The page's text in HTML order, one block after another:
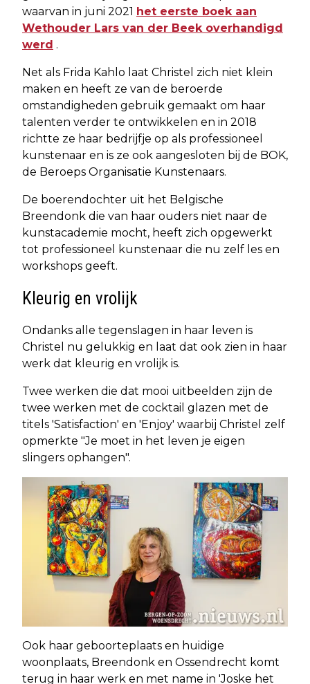
waarvan in juni 2021 het eerste boek aan
Wethouder Lars van der Beek overhandigd
werd .
Net als Frida Kahlo laat Christel zich niet klein
maken en heeft ze van de beroerde
omstandigheden gebruik gemaakt om haar
talenten verder te ontwikkelen en in 2018
richtte ze haar bedrijfje op als professioneel
kunstenaar en is ze ook aangesloten bij de BOK,
de Beroeps Organisatie Kunstenaars.
De boerendochter uit het Belgische
Breendonk die van haar ouders niet naar de
kunstacademie mocht, heeft zich opgewerkt
tot professioneel kunstenaar die nu zelf les en
workshops geeft.
Kleurig en vrolijk
Ondanks alle tegenslagen in haar leven is
Christel nu gelukkig en laat dat ook zien in haar
werk dat kleurig en vrolijk is.
Twee werken die dat mooi uitbeelden zijn de
twee werken met de cocktail glazen met de
titels 'Satisfaction' en 'Enjoy' waarbij Christel zelf
opmerkte "Je moet in het leven je eigen
slingers ophangen".
Ook haar geboorteplaats en huidige
woonplaats, Breendonk en Ossendrecht komt
terug in haar werk en met name in 'Joske het